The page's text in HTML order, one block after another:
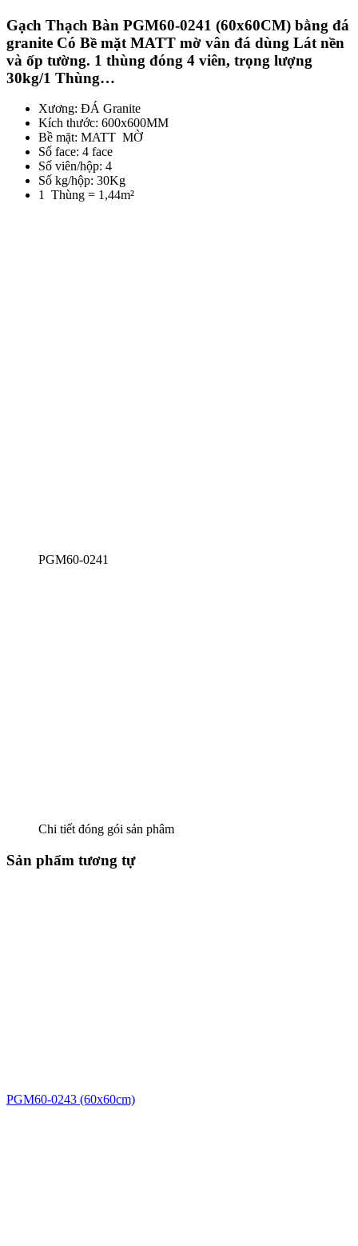
Gạch Thạch Bàn PGM60-0241 (60x60CM) bằng đá
granite Có Bề mặt MATT mờ vân đá dùng Lát nền
và ốp tường. 1 thùng đóng 4 viên, trọng lượng
30kg/1 Thùng…
Xương: ĐÁ Granite
Kích thước: 600x600MM
Bề mặt: MATT MỜ
Số face: 4 face
Số viên/hộp: 4
Số kg/hộp: 30Kg
1 Thùng = 1,44m²
PGM60-0241
Chi tiết đóng gói sản phâm
Sản phẩm tương tự
PGM60-0243 (60x60cm)